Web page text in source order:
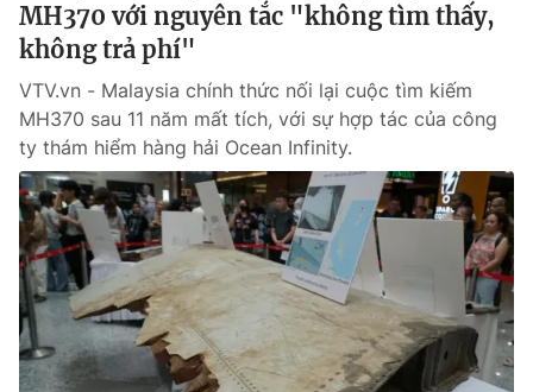
Emagazine Podcast
Photo Infographic
Video Shorts video
VTV Money VTV Thể thao
VTV Sức khoẻ Bất động sản
Thị trường 24h Tấm lòng Việt
MH370 với nguyên tắc "không tìm thấy,
không trả phí"
VTV.vn - Malaysia chính thức nối lại cuộc tìm kiếm
MH370 sau 11 năm mất tích, với sự hợp tác của công
ty thám hiểm hàng hải Ocean Infinity.